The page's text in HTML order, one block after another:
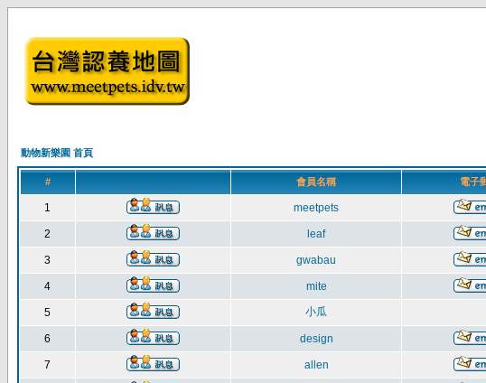
動物新樂園 首頁
# 會員名稱 電子
1 meetpets
2 leaf
3 gwabau
4 mite
5 小瓜
6 design
7 allen